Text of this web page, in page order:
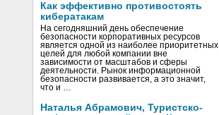
Как эффективно противостоять
кибератакам
На сегодняшний день обеспечение
безопасности корпоративных ресурсов
является одной из наиболее приоритетных
целей для любой компании вне
зависимости от масштабов и сферы
деятельности. Рынок информационной
безопасности развивается, а это значит,
что и …
Наталья Абрамович, Туристско-